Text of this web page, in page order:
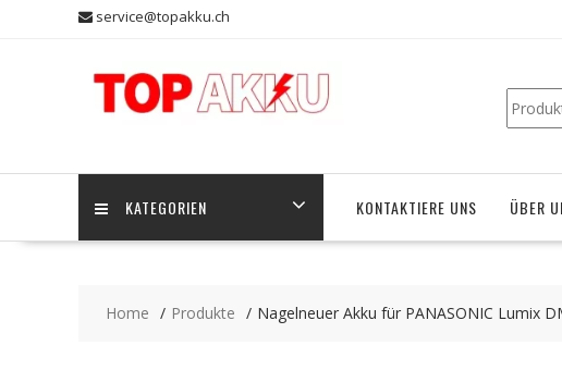
service@topakku.ch
Suchen
KATEGORIEN KONTAKTIERE UNS ÜBER
Home Produkte Nagelneuer Akku für PANASONIC Lumix